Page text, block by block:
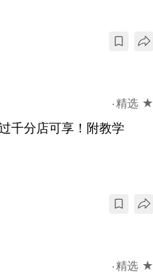
精选 ★
千分店可享！附教学
精选 ★